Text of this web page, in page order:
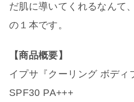
だ肌に導いてくれるなんて
の１本です。
【商品概要】
イプサ『クーリング ボディ
SPF30 PA+++